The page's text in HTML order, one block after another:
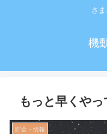
さ
機
もっと早くや
貯金・情報